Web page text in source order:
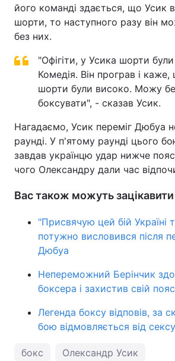
його команді здається, що Усик
шорти, то наступного разу він
без них.
"Офігіти, у Усика шорти
Комедія. Він програв і
шорти були високо. Можу
боксувати", - сказав Усик.
Нагадаємо, Усик переміг Дюбуа
раунді. У п'ятому раунді цього
завдав українцю удар нижче
чого Олександру дали час
Вас також можуть
"Присвячую цей бій Україні
потужно висловився після
Дюбуа
Непереможний Берінчик
боксера і захистив свій
Легенда боксу відповів, за
бою відмовляється від сексу
бокс Олександр Усик